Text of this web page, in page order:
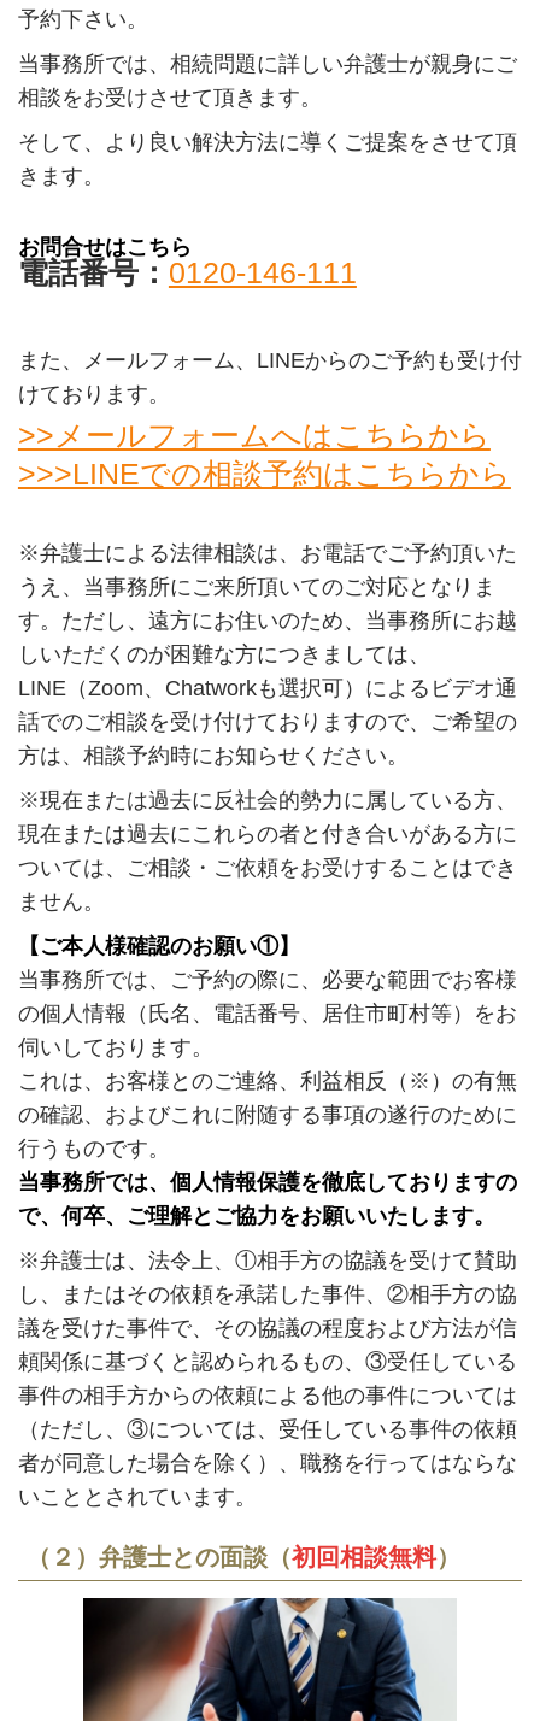
予約下さい。
当事務所では、相続問題に詳しい弁護士が親身にご
相談をお受けさせて頂きます。
そして、より良い解決方法に導くご提案をさせて頂
きます。
お問合せはこちら
電話番号： 0120-146-111
また、メールフォーム、LINEからのご予約も受け付
けております。
>>メールフォームへはこちらから
>>>LINEでの相談予約はこちらから
※弁護士による法律相談は、お電話でご予約頂いた
うえ、当事務所にご来所頂いてのご対応となりま
す。ただし、遠方にお住いのため、当事務所にお越
しいただくのが困難な方につきましては、
LINE（Zoom、Chatworkも選択可）によるビデオ通
話でのご相談を受け付けておりますので、ご希望の
方は、相談予約時にお知らせください。
※現在または過去に反社会的勢力に属している方、
現在または過去にこれらの者と付き合いがある方に
ついては、ご相談・ご依頼をお受けすることはでき
ません。
【ご本人様確認のお願い①】
当事務所では、ご予約の際に、必要な範囲でお客様
の個人情報（氏名、電話番号、居住市町村等）をお
伺いしております。
これは、お客様とのご連絡、利益相反（※）の有無
の確認、およびこれに附随する事項の遂行のために
行うものです。
当事務所では、個人情報保護を徹底しておりますの
で、何卒、ご理解とご協力をお願いいたします。
※弁護士は、法令上、①相手方の協議を受けて賛助
し、またはその依頼を承諾した事件、②相手方の協
議を受けた事件で、その協議の程度および方法が信
頼関係に基づくと認められるもの、③受任している
事件の相手方からの依頼による他の事件については
（ただし、③については、受任している事件の依頼
者が同意した場合を除く）、職務を行ってはならな
いこととされています。
（２）弁護士との面談（初回相談無料）